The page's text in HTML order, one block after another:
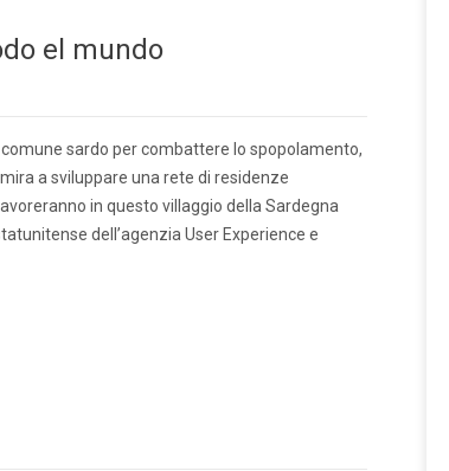
el mundo
sardo per combattere lo spopolamento,
a sviluppare una rete di residenze
in questo villaggio della Sardegna
dell’agenzia User Experience e